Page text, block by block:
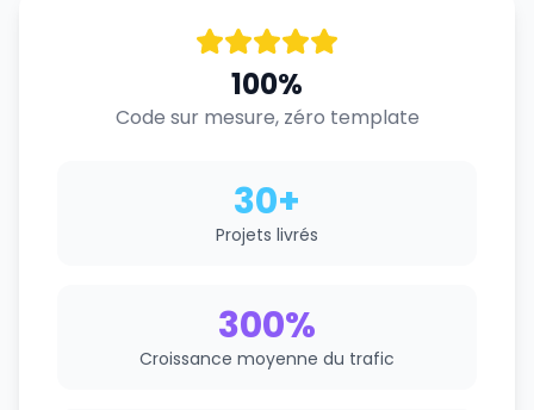
100%
Code sur mesure, zéro template
30+
Projets livrés
300%
Croissance moyenne du trafic